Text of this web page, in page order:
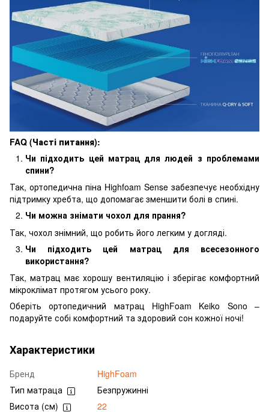
FAQ (Часті питання):
Чи підходить цей матрац для людей з проблемами
спини?
Так, ортопедична піна Highfoam Sense забезпечує необхідну
підтримку хребта, що допомагає зменшити болі в спині.
Чи можна знімати чохол для прання?
Так, чохол знімний, що робить його легким у догляді.
Чи підходить цей матрац для всесезонного
використання?
Так, матрац має хорошу вентиляцію і зберігає комфортний
мікроклімат протягом усього року.
Оберіть ортопедичний матрац HighFoam Keiko Sono –
подаруйте собі комфортний та здоровий сон кожної ночі!
Характеристики
Бренд
HighFoam
Тип матраца
Безпружинні
Висота (см)
22